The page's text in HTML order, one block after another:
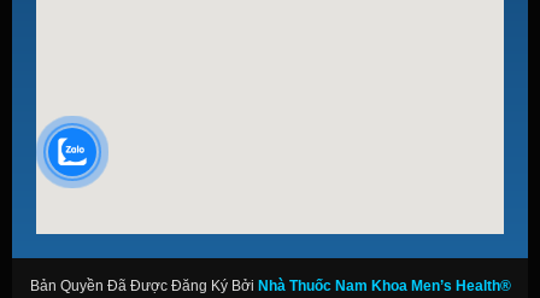
Bản Quyền Đã Được Đăng Ký Bởi Nhà Thuốc Nam Khoa Men’s Health®